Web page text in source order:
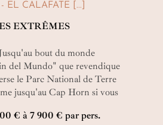
EL CALAFATE [...]
EXTRÊMES
bout du monde
del Mundo" que revendique
le Parc National de Terre
jusqu'au Cap Horn si vous
voyage par une croisière
€ à 7 900 € par pers.